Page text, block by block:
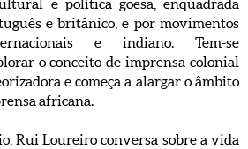
e política goesa, enquadrada
e britânico, e por movimentos
e indiano. Tem-se
o conceito de imprensa colonial
e começa a alargar o âmbito
africana.
Rui Loureiro conversa sobre a vida